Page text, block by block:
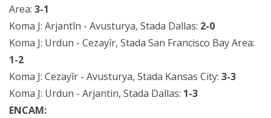
Area: 3-1
Koma J: Arjantîn - Avusturya, Stada Dallas: 2-0
Koma J: Urdun - Cezayîr, Stada San Francisco Bay Area:
1-2
Koma J: Cezayîr - Avusturya, Stada Kansas City: 3-3
Koma J: Urdun - Arjantin, Stada Dallas: 1-3
ENCAM: